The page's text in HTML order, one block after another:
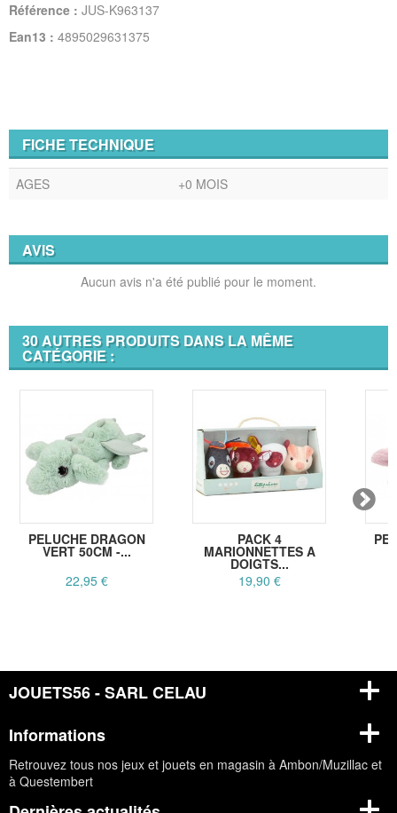
Référence : JUS-K963137
Ean13 : 4895029631375
FICHE TECHNIQUE
AGES +0 MOIS
AVIS
Aucun avis n'a été publié pour le moment.
30 AUTRES PRODUITS DANS LA MÊME
CATÉGORIE :
PELUCHE DRAGON
VERT 50CM -...
22,95 €
PACK 4
MARIONNETTES A
DOIGTS...
19,90 €
JOUETS56 - SARL CELAU
Informations
Retrouvez tous nos jeux et jouets en magasin à Ambon/Muzillac et
à Questembert